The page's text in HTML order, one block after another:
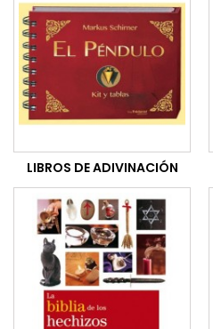
LIBROS DE ADIVINACIÓN